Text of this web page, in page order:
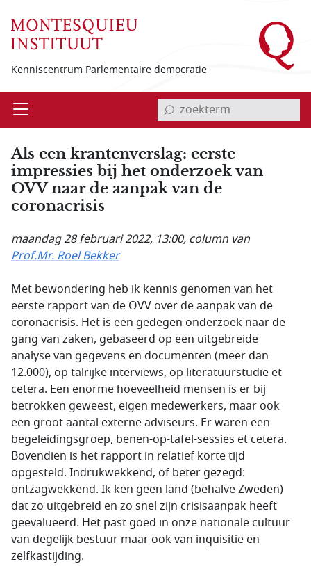
Kenniscentrum Parlementaire democratie
Open invoerveld zoekterm
Als een krantenverslag: eerste
impressies bij het onderzoek van
OVV naar de aanpak van de
coronacrisis
maandag 28 februari 2022, 13:00, column van
Prof.Mr. Roel Bekker
Met bewondering heb ik kennis genomen van het
eerste rapport van de OVV over de aanpak van de
coronacrisis. Het is een gedegen onderzoek naar de
gang van zaken, gebaseerd op een uitgebreide
analyse van gegevens en documenten (meer dan
12.000), op talrijke interviews, op literatuurstudie et
cetera. Een enorme hoeveelheid mensen is er bij
betrokken geweest, eigen medewerkers, maar ook
een groot aantal externe adviseurs. Er waren een
begeleidingsgroep, benen-op-tafel-sessies et cetera.
Bovendien is het rapport in relatief korte tijd
opgesteld. Indrukwekkend, of beter gezegd:
ontzagwekkend. Ik ken geen land (behalve Zweden)
dat zo uitgebreid en zo snel zijn crisisaanpak heeft
geëvalueerd. Het past goed in onze nationale cultuur
van degelijk bestuur maar ook van inquisitie en
zelfkastijding.